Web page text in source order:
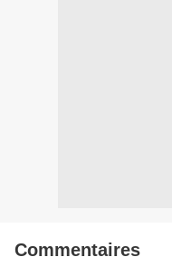
Commentaires